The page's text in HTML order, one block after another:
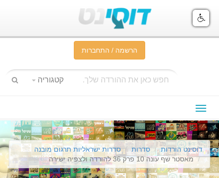
הרשמה / התחברות
קטגוריה
תפריט
ניווט
דוסינט הורדות סדרות
סדרות ישראליות תרגום מובנה
מאסטר שף עונה 10 פרק 36 להורדה ולצפיה ישירה